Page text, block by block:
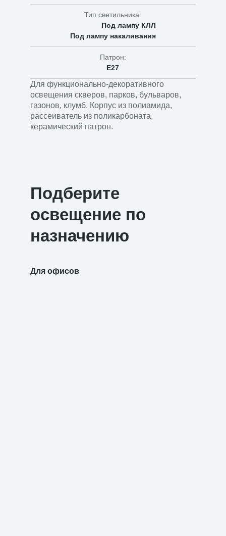
Тип светильника:
Под лампу КЛЛ
Под лампу накаливания
Патрон:
Е27
Для функционально-декоративного
освещения скверов, парков, бульваров,
газонов, клумб. Корпус из полиамида,
рассеиватель из поликарбоната,
керамический патрон.
Подберите
освещение по
назначению
Для офисов